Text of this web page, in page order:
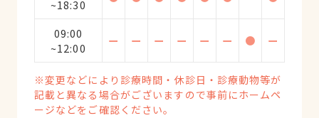
~18:30
09:00
~12:00
ー ー ー ー ー ー ● ー
※変更などにより診療時間・休診日・診療動物等が
記載と異なる場合がございますので事前にホームペ
ージなどをご確認ください。